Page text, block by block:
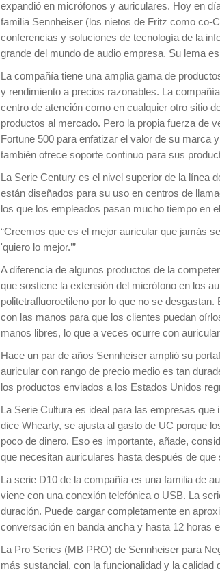
expandió en micrófonos y auriculares. Hoy en
familia Sennheiser (los nietos de Fritz como co-
conferencias y soluciones de tecnología de la
grande del mundo de audio empresa. Su lema
La compañía tiene una amplia gama de
y rendimiento a precios razonables. La
centro de atención como en cualquier otro sitio
productos al mercado. Pero la propia fuerza de
Fortune 500 para enfatizar el valor de su
también ofrece soporte continuo para sus
La Serie Century es el nivel superior de la línea
están diseñados para su uso en centros de
los que los empleados pasan mucho tiempo en
“Creemos que es el mejor auricular que jamás
'quiero lo mejor.’”
A diferencia de algunos productos de la
que sostiene la extensión del micrófono en los
politetrafluoroetileno por lo que no se
con las manos para que los clientes puedan
manos libres, lo que a veces ocurre con
Hace un par de años Sennheiser amplió su
auricular con rango de precio medio es tan
los productos enviados a los Estados Unidos
La Serie Cultura es ideal para las empresas
dice Whearty, se ajusta al gasto de UC porque
poco de dinero. Eso es importante, añade,
que necesitan auriculares hasta después de
La serie D10 de la compañía es una familia de
viene con una conexión telefónica o USB. La
duración. Puede cargar completamente en
conversación en banda ancha y hasta 12 horas
La Pro Series (MB PRO) de Sennheiser para
más sustancial, con la funcionalidad y la